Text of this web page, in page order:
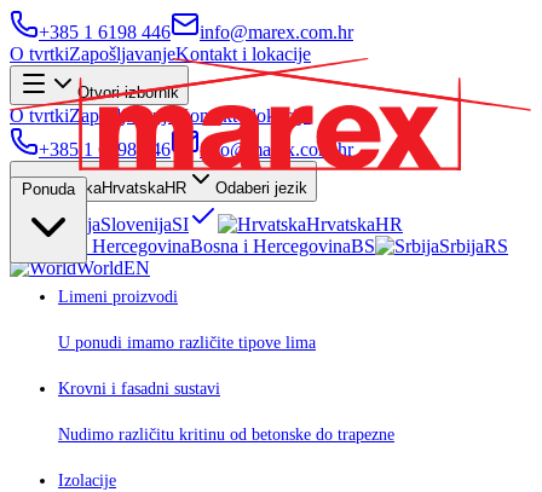
+385 1 6198 446
info@marex.com.hr
O tvrtkiZapošljavanjeKontakt i lokacije
Otvori izbornik
O tvrtkiZapošljavanje
Kontakt i lokacije
+385 1 6198 446
info@marex.com.hr
HrvatskaHR Odaberi jezik
SlovenijaSI HrvatskaHR
Bosna i HercegovinaBS SrbijaRS
WorldEN
Ponuda
Limeni proizvodi
U ponudi imamo različite tipove lima
Krovni i fasadni sustavi
Nudimo različitu kritinu od betonske do trapezne
Izolacije